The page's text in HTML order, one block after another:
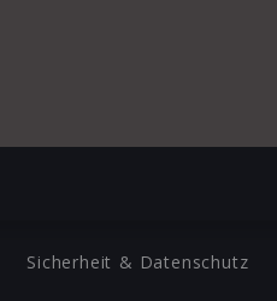
Sicherheit & Datenschutz